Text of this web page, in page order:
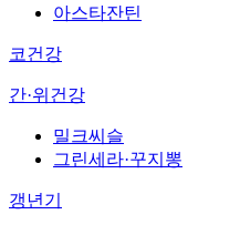
아스타잔틴
코건강
간·위건강
밀크씨슬
그린세라·꾸지뽕
갱년기